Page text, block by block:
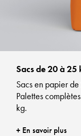
Sacs de 20 à
Sacs en papier
Palettes
kg.
+ En savoir plus